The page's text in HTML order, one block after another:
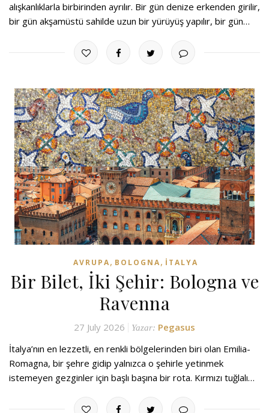
alışkanlıklarla birbirinden ayrılır. Bir gün denize erkenden girilir,
bir gün akşamüstü sahilde uzun bir yürüyüş yapılır, bir gün…
AVRUPA, BOLOGNA, İTALYA
Bir Bilet, İki Şehir: Bologna ve
Ravenna
27 July 2026 Yazar: Pegasus
İtalya’nın en lezzetli, en renkli bölgelerinden biri olan Emilia-
Romagna, bir şehre gidip yalnızca o şehirle yetinmek
istemeyen gezginler için başlı başına bir rota. Kırmızı tuğlalı…